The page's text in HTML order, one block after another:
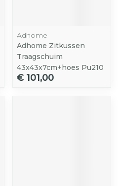
Adhome
Adhome Zitkussen
Traagschuim
43x43x7cm+hoes Pu210
€ 101,00